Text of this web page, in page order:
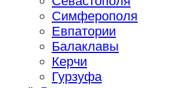
Симферополя
Евпатории
Балаклавы
Керчи
Гурзуфа